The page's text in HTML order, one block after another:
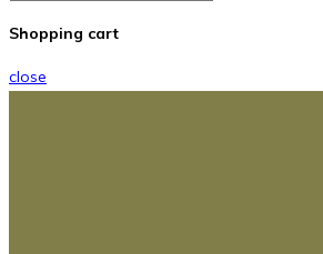
Shopping cart
close